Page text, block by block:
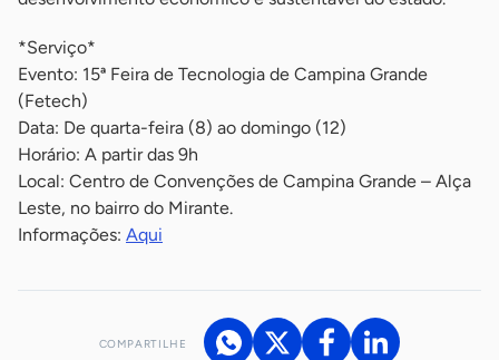
*Serviço*
Evento: 15ª Feira de Tecnologia de Campina Grande
(Fetech)
Data: De quarta-feira (8) ao domingo (12)
Horário: A partir das 9h
Local: Centro de Convenções de Campina Grande – Alça
Leste, no bairro do Mirante.
Informações: Aqui
COMPARTILHE